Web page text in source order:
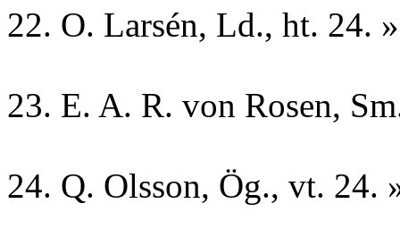
22. O. Larsén, Ld., ht. 24.
23. E. A. R. von Rosen,
24. Q. Olsson, Ög., vt. 24.